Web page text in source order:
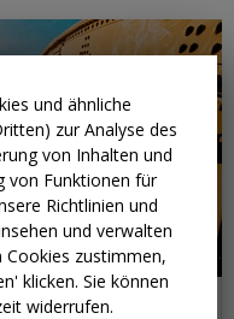
und ähnliche
zur Analyse des
von Inhalten und
von Funktionen für
Richtlinien und
und verwalten
Cookies zustimmen,
klicken. Sie können
widerrufen.